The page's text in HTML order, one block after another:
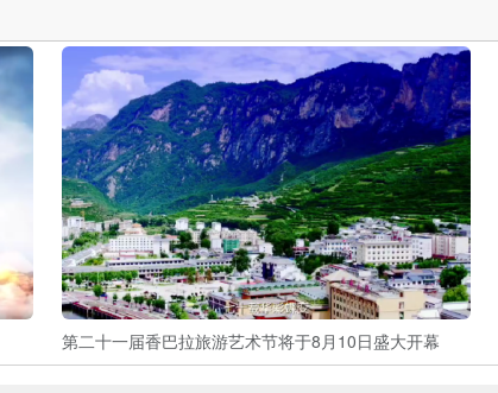
第二十一届香巴拉旅游艺术节将于8月10日盛大开幕